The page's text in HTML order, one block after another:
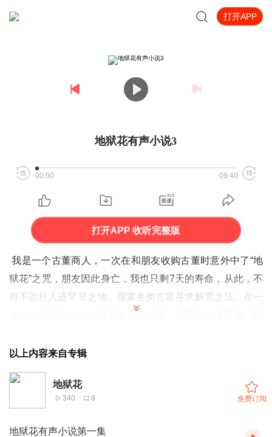
打开APP
地狱花有声小说3
00:00 09:40
打开APP 收听完整版
我是一个古董商人，一次在和朋友收购古董时意外中了“地
狱花”之咒，朋友因此身亡，我也只剩7天的寿命，从此，不
得不远赴人迹罕至之地，探索各类古墓寻求解咒之法。在一
解开身世之谜，迎娶心中所爱。
以上内容来自专辑
地狱花
340 8 免费订阅
地狱花有声小说第一集